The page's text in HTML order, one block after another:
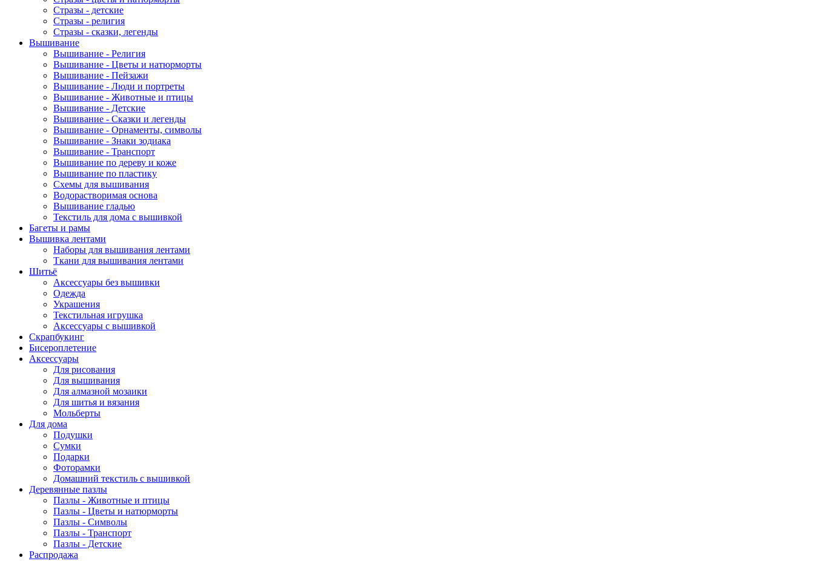
Стразы - детские
Стразы - религия
Стразы - сказки, легенды
Вышивание
Вышивание - Религия
Вышивание - Цветы и натюрморты
Вышивание - Пейзажи
Вышивание - Люди и портреты
Вышивание - Животные и птицы
Вышивание - Детские
Вышивание - Сказки и легенды
Вышивание - Орнаменты, символы
Вышивание - Знаки зодиака
Вышивание - Транспорт
Вышивание по дереву и коже
Вышивание по пластику
Схемы для вышивания
Водорастворимая основа
Вышивание гладью
Текстиль для дома с вышивкой
Багеты и рамы
Вышивка лентами
Наборы для вышивания лентами
Ткани для вышивания лентами
Шитьё
Аксессуары без вышивки
Одежда
Украшения
Текстильная игрушка
Аксессуары с вышивкой
Скрапбукинг
Бисероплетение
Аксессуары
Для рисования
Для вышивания
Для алмазной мозаики
Для шитья и вязания
Мольберты
Для дома
Подушки
Сумки
Подарки
Фоторамки
Домашний текстиль с вышивкой
Деревянные пазлы
Пазлы - Животные и птицы
Пазлы - Цветы и натюрморты
Пазлы - Символы
Пазлы - Транспорт
Пазлы - Детские
Распродажа